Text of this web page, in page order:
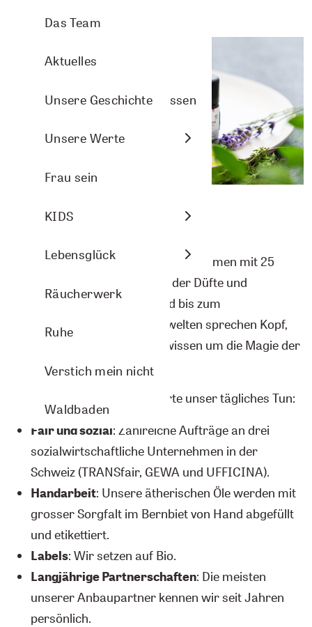
Aromasprays
Nasenbalsam
Arven- und Lavendelkissen
Raumbeduftung
Aromasphere
Zubehör und DIY
Themenwelten
Arve Wellness
Christmas
DIY-Ideen
Energie
Frau sein
KIDS
Lebensglück
Räucherwerk
Ruhe
Verstich mein nicht
Waldbaden
Pflanzenporträts
Das Team
Aktuelles
Unsere Geschichte
Unsere Werte
Aromalife – Natur für die Sinne
Aromalife ist ein Schweizer Unternehmen mit 25
Jahren Erfahrung im Bereich der Düfte und
Dufterlebnisse. Vom Arvenbad bis zum
Lavendeltraum – unsere Duftwelten sprechen Kopf,
Herz und Sinne an, denn wir wissen um die Magie der
natürlichen Düfte.
Dabei bestimmen unsere Werte unser tägliches Tun:
Fair und sozial: Zahlreiche Aufträge an drei
sozialwirtschaftliche Unternehmen in der
Schweiz (TRANSfair, GEWA und UFFICINA).
Handarbeit: Unsere ätherischen Öle werden mit
grosser Sorgfalt im Bernbiet von Hand abgefüllt
und etikettiert.
Labels: Wir setzen auf Bio.
Langjährige Partnerschaften: Die meisten
unserer Anbaupartner kennen wir seit Jahren
persönlich.